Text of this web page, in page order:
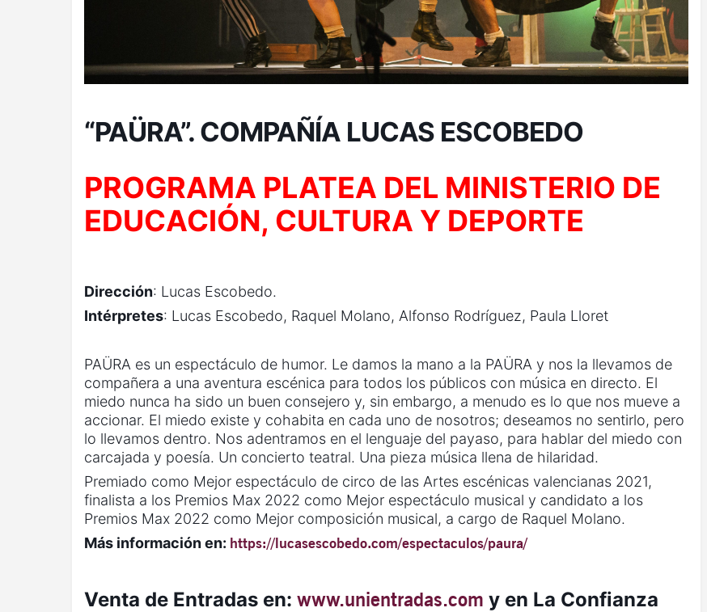
“PAÜRA”. COMPAÑÍA LUCAS ESCOBEDO
PROGRAMA PLATEA DEL MINISTERIO DE
EDUCACIÓN, CULTURA Y DEPORTE
Dirección: Lucas Escobedo.
Intérpretes: Lucas Escobedo, Raquel Molano, Alfonso Rodríguez, Paula Lloret
PAÜRA es un espectáculo de humor. Le damos la mano a la PAÜRA y nos la llevamos de
compañera a una aventura escénica para todos los públicos con música en directo. El
miedo nunca ha sido un buen consejero y, sin embargo, a menudo es lo que nos mueve a
accionar. El miedo existe y cohabita en cada uno de nosotros; deseamos no sentirlo, pero
lo llevamos dentro. Nos adentramos en el lenguaje del payaso, para hablar del miedo con
carcajada y poesía. Un concierto teatral. Una pieza música llena de hilaridad.
Premiado como Mejor espectáculo de circo de las Artes escénicas valencianas 2021,
finalista a los Premios Max 2022 como Mejor espectáculo musical y candidato a los
Premios Max 2022 como Mejor composición musical, a cargo de Raquel Molano.
Más información en: https://lucasescobedo.com/espectaculos/paura/
Venta de Entradas en: www.unientradas.com y en La Confianza